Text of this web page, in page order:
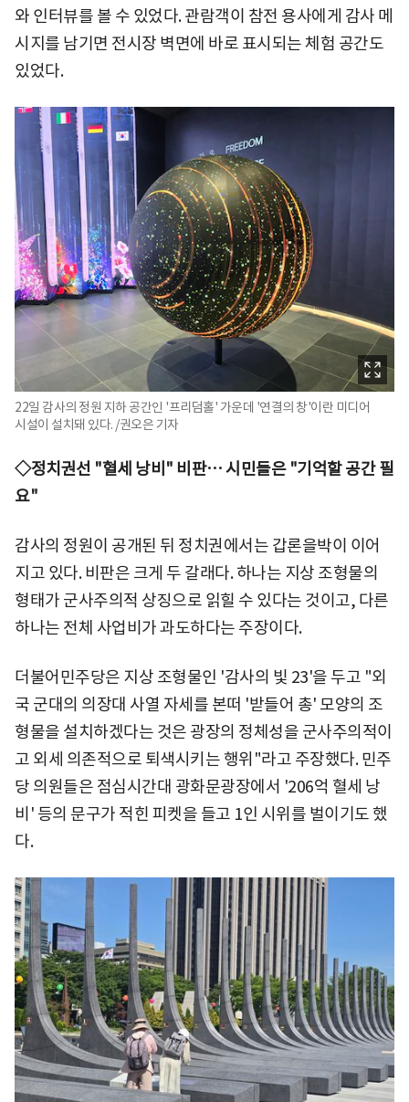
와 인터뷰를 볼 수 있었다. 관람객이 참전 용사에게 감사 메
시지를 남기면 전시장 벽면에 바로 표시되는 체험 공간도
있었다.
22일 감사의 정원 지하 공간인 '프리덤홀' 가운데 '연결의 창'이란 미디어
시설이 설치돼 있다. /권오은 기자
◇정치권선 "혈세 낭비" 비판… 시민들은 "기억할 공간 필
요"
감사의 정원이 공개된 뒤 정치권에서는 갑론을박이 이어
지고 있다. 비판은 크게 두 갈래다. 하나는 지상 조형물의
형태가 군사주의적 상징으로 읽힐 수 있다는 것이고, 다른
하나는 전체 사업비가 과도하다는 주장이다.
더불어민주당은 지상 조형물인 '감사의 빛 23'을 두고 "외
국 군대의 의장대 사열 자세를 본떠 '받들어 총' 모양의 조
형물을 설치하겠다는 것은 광장의 정체성을 군사주의적이
고 외세 의존적으로 퇴색시키는 행위"라고 주장했다. 민주
당 의원들은 점심시간대 광화문광장에서 '206억 혈세 낭
비' 등의 문구가 적힌 피켓을 들고 1인 시위를 벌이기도 했
다.